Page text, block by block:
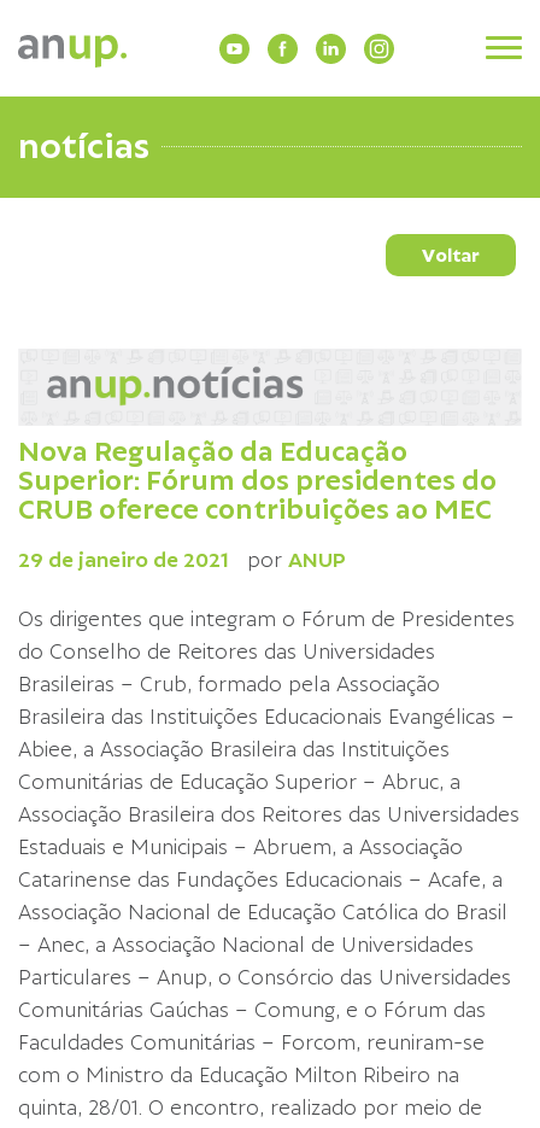
notícias
Voltar
Nova Regulação da Educação
Superior: Fórum dos presidentes do
CRUB oferece contribuições ao MEC
29 de janeiro de 2021 por ANUP
Os dirigentes que integram o Fórum de Presidentes
do Conselho de Reitores das Universidades
Brasileiras – Crub, formado pela Associação
Brasileira das Instituições Educacionais Evangélicas –
Abiee, a Associação Brasileira das Instituições
Comunitárias de Educação Superior – Abruc, a
Associação Brasileira dos Reitores das Universidades
Estaduais e Municipais – Abruem, a Associação
Catarinense das Fundações Educacionais – Acafe, a
Associação Nacional de Educação Católica do Brasil
– Anec, a Associação Nacional de Universidades
Particulares – Anup, o Consórcio das Universidades
Comunitárias Gaúchas – Comung, e o Fórum das
Faculdades Comunitárias – Forcom, reuniram-se
com o Ministro da Educação Milton Ribeiro na
quinta, 28/01. O encontro, realizado por meio de